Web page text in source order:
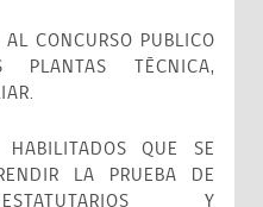
CONCURSO PUBLICO
TÉCNICA,
QUE SE
LA PRUEBA DE